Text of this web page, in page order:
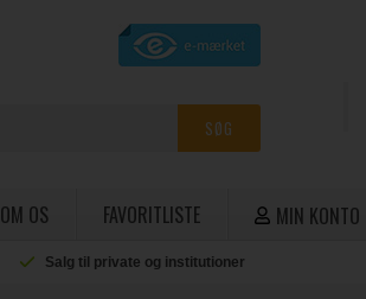
OM OS FAVORITLISTE MIN KONTO
Salg til private og institutioner